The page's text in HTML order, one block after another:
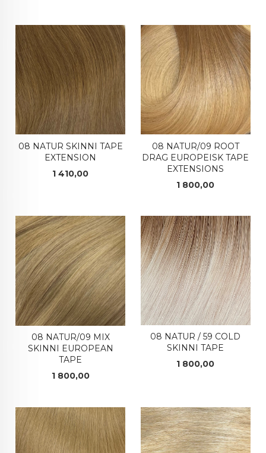
08 NATUR SKINNI TAPE
EXTENSION
Pris
1 410,00
08 NATUR/09 ROOT
DRAG EUROPEISK TAPE
EXTENSIONS
Pris
1 800,00
08 NATUR/09 MIX
SKINNI EUROPEAN
TAPE
Pris
1 800,00
08 NATUR / 59 COLD
SKINNI TAPE
Pris
1 800,00